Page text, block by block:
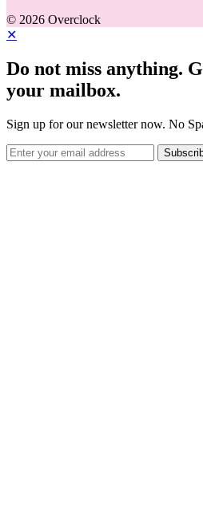
© 2026 Overclock
✕
Do not miss anything.
your mailbox.
Sign up for our newsletter now. No